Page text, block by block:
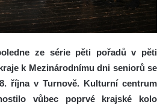
ze série pěti pořadů v pěti
k Mezinárodnímu dni seniorů se
října v Turnově. Kulturní centrum
vůbec poprvé krajské kolo